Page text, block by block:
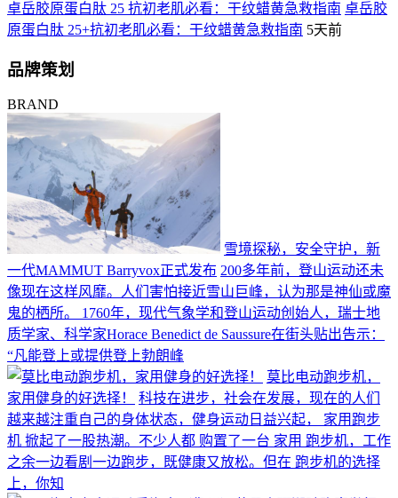
卓岳胶原蛋白肽 25 抗初老肌必看：干纹蜡黄急救指南 卓岳胶
原蛋白肽 25+抗初老肌必看：干纹蜡黄急救指南 5天前
品牌策划
BRAND
雪境探秘，安全守护，新
一代MAMMUT Barryvox正式发布 200多年前，登山运动还未
像现在这样风靡。人们害怕接近雪山巨峰，认为那是神仙或魔
鬼的栖所。 1760年，现代气象学和登山运动创始人，瑞士地
质学家、科学家Horace Benedict de Saussure在街头贴出告示：
“凡能登上或提供登上勃朗峰
莫比电动跑步机，
家用健身的好选择！
科技在进步，社会在发展，现在的人们
越来越注重自己的身体状态，健身运动日益兴起， 家用跑步
机 掀起了一股热潮。不少人都 购置了一台 家用 跑步机，工作
之余一边看剧一边跑步，既健康又放松。但在 跑步机的选择
上，你知